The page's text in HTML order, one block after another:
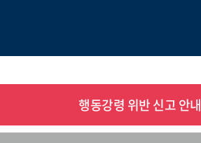
행동강령 위반 신고 안내